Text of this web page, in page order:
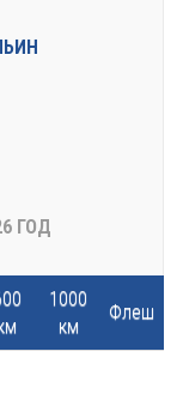
ГОД
1000
км
Флеш